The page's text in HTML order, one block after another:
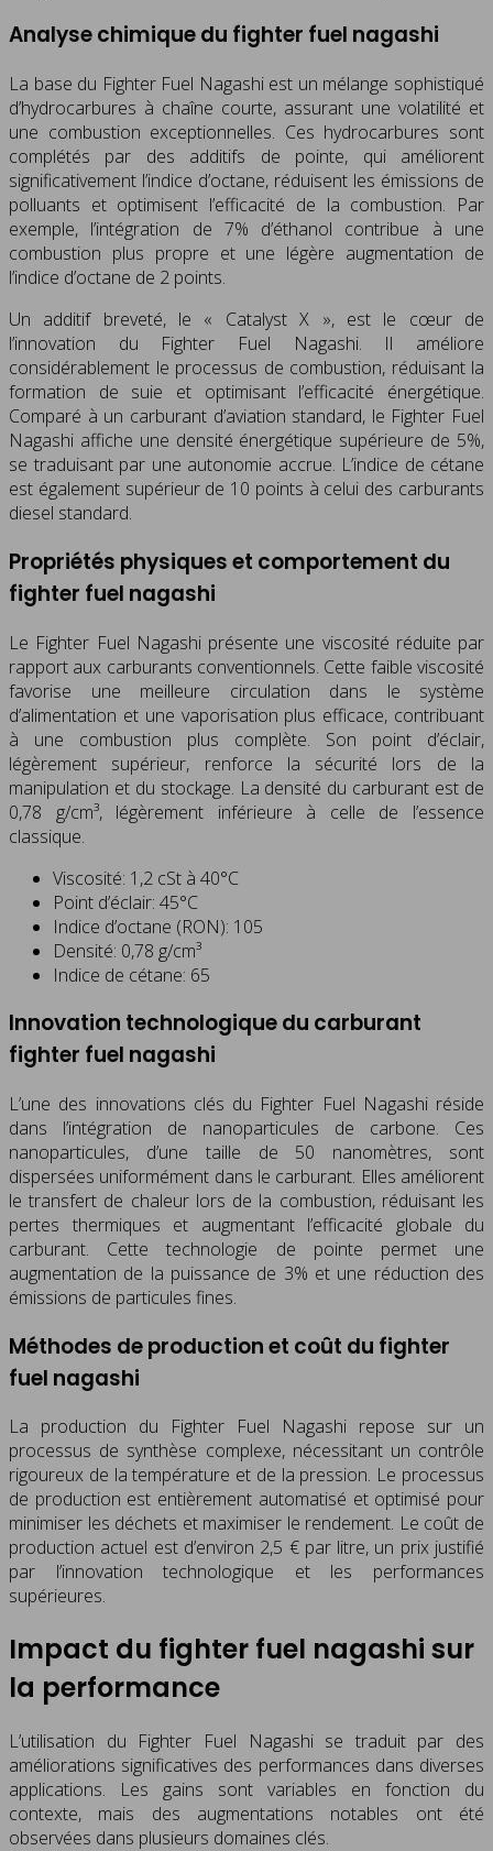
Analyse chimique du fighter fuel nagashi
La base du Fighter Fuel Nagashi est un mélange sophistiqué
d’hydrocarbures à chaîne courte, assurant une volatilité et
une combustion exceptionnelles. Ces hydrocarbures sont
complétés par des additifs de pointe, qui améliorent
significativement l’indice d’octane, réduisent les émissions de
polluants et optimisent l’efficacité de la combustion. Par
exemple, l’intégration de 7% d’éthanol contribue à une
combustion plus propre et une légère augmentation de
l’indice d’octane de 2 points.
Un additif breveté, le « Catalyst X », est le cœur de
l’innovation du Fighter Fuel Nagashi. Il améliore
considérablement le processus de combustion, réduisant la
formation de suie et optimisant l’efficacité énergétique.
Comparé à un carburant d’aviation standard, le Fighter Fuel
Nagashi affiche une densité énergétique supérieure de 5%,
se traduisant par une autonomie accrue. L’indice de cétane
est également supérieur de 10 points à celui des carburants
diesel standard.
Propriétés physiques et comportement du
fighter fuel nagashi
Le Fighter Fuel Nagashi présente une viscosité réduite par
rapport aux carburants conventionnels. Cette faible viscosité
favorise une meilleure circulation dans le système
d’alimentation et une vaporisation plus efficace, contribuant
à une combustion plus complète. Son point d’éclair,
légèrement supérieur, renforce la sécurité lors de la
manipulation et du stockage. La densité du carburant est de
0,78 g/cm³, légèrement inférieure à celle de l’essence
classique.
Viscosité: 1,2 cSt à 40°C
Point d’éclair: 45°C
Indice d’octane (RON): 105
Densité: 0,78 g/cm³
Indice de cétane: 65
Innovation technologique du carburant
fighter fuel nagashi
L’une des innovations clés du Fighter Fuel Nagashi réside
dans l’intégration de nanoparticules de carbone. Ces
nanoparticules, d’une taille de 50 nanomètres, sont
dispersées uniformément dans le carburant. Elles améliorent
le transfert de chaleur lors de la combustion, réduisant les
pertes thermiques et augmentant l’efficacité globale du
carburant. Cette technologie de pointe permet une
augmentation de la puissance de 3% et une réduction des
émissions de particules fines.
Méthodes de production et coût du fighter
fuel nagashi
La production du Fighter Fuel Nagashi repose sur un
processus de synthèse complexe, nécessitant un contrôle
rigoureux de la température et de la pression. Le processus
de production est entièrement automatisé et optimisé pour
minimiser les déchets et maximiser le rendement. Le coût de
production actuel est d’environ 2,5 € par litre, un prix justifié
par l’innovation technologique et les performances
supérieures.
Impact du fighter fuel nagashi sur
la performance
L’utilisation du Fighter Fuel Nagashi se traduit par des
améliorations significatives des performances dans diverses
applications. Les gains sont variables en fonction du
contexte, mais des augmentations notables ont été
observées dans plusieurs domaines clés.